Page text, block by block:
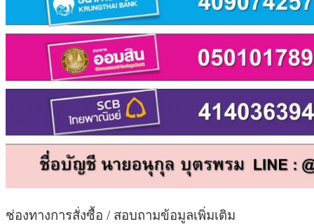
ช่องทางการสั่งซื้อ / สอบถามข้อมูลเพิ่มเติม